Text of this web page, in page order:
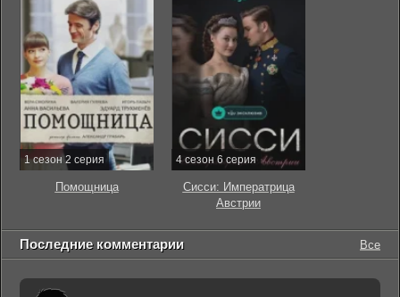
1 сезон 2 серия
Помощница
4 сезон 6 серия
Сисси: Императрица
Австрии
Последние комментарии Все